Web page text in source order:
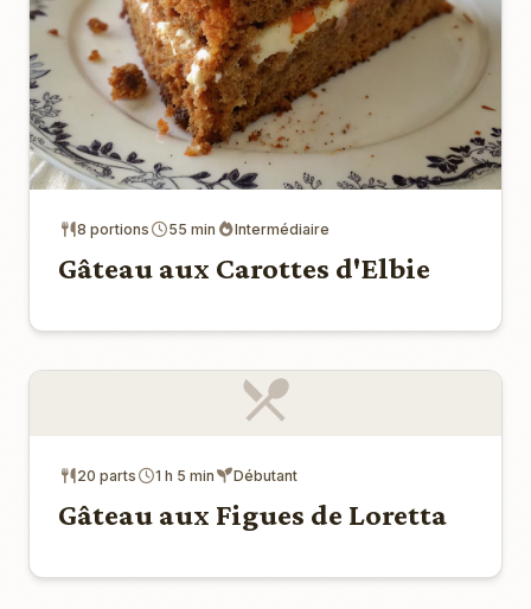
8 portions 55 min Intermédiaire
Gâteau aux Carottes d'Elbie
20 parts 1 h 5 min Débutant
Gâteau aux Figues de Loretta